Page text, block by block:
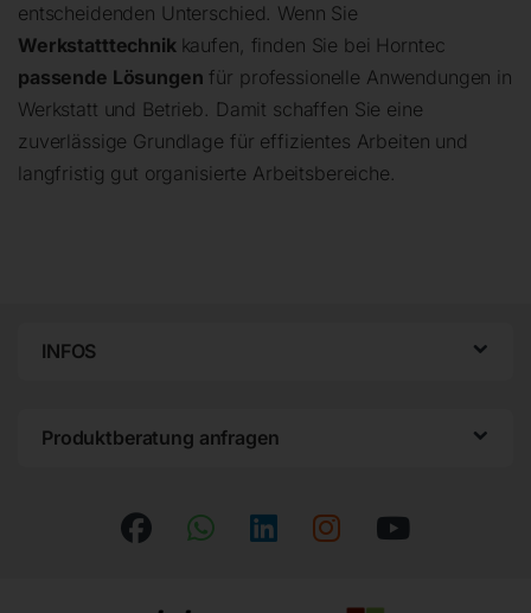
entscheidenden Unterschied. Wenn Sie
Werkstatttechnik kaufen, finden Sie bei Horntec
passende Lösungen für professionelle Anwendungen in
Werkstatt und Betrieb. Damit schaffen Sie eine
zuverlässige Grundlage für effizientes Arbeiten und
langfristig gut organisierte Arbeitsbereiche.
INFOS
Produktberatung anfragen